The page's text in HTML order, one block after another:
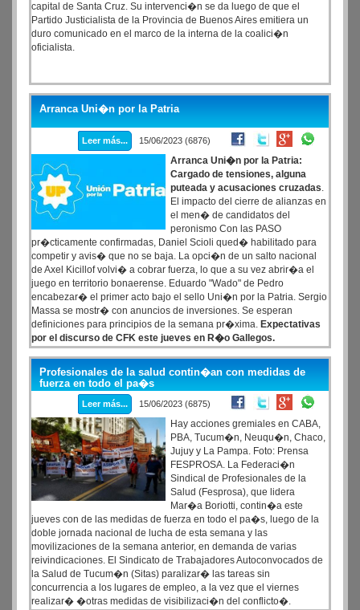
capital de Santa Cruz. Su intervenci�n se da luego de que el
Partido Justicialista de la Provincia de Buenos Aires emitiera un
duro comunicado en el marco de la interna de la coalici�n
oficialista.
Arranca Uni�n por la Patria
Leer más... 15/06/2023 (6876)
Arranca Uni�n por la Patria:
Cargado de tensiones, alguna
puteada y acusaciones cruzadas.
El impacto del cierre de alianzas en
el men� de candidatos del
peronismo Con las PASO
pr�cticamente confirmadas, Daniel Scioli qued� habilitado para
competir y avis� que no se baja. La opci�n de un salto nacional
de Axel Kicillof volvi� a cobrar fuerza, lo que a su vez abrir�a el
juego en territorio bonaerense. Eduardo "Wado" de Pedro
encabezar� el primer acto bajo el sello Uni�n por la Patria. Sergio
Massa se mostr� con anuncios de inversiones. Se esperan
definiciones para principios de la semana pr�xima. Expectativas
por el discurso de CFK este jueves en R�o Gallegos.
Profesionales de la salud contin�an con medidas de
fuerza en todo el pa�s
Leer más... 15/06/2023 (6875)
Hay acciones gremiales en CABA,
PBA, Tucum�n, Neuqu�n, Chaco,
Jujuy y La Pampa. Foto: Prensa
FESPROSA. La Federaci�n
Sindical de Profesionales de la
Salud (Fesprosa), que lidera
Mar�a Boriotti, contin�a este
jueves con de las medidas de fuerza en todo el pa�s, luego de la
doble jornada nacional de lucha de esta semana y las
movilizaciones de la semana anterior, en demanda de varias
reivindicaciones. El Sindicato de Trabajadores Autoconvocados de
la Salud de Tucum�n (Sitas) paralizar� las tareas sin
concurrencia a los lugares de empleo, a la vez que el viernes
realizar� �otras medidas de visibilizaci�n del conflicto�.